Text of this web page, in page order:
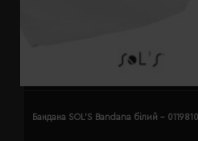
Бандана SOL'S Bandana білий -